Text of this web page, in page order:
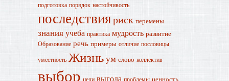
подготовка порядок настойчивость
последствияриск перемены
знанияучеба практика мудрость развитие
Образование речь примеры отличие пословицы
уместность Жизньум слово коллектив
выбор цели выгода проблемы ценность